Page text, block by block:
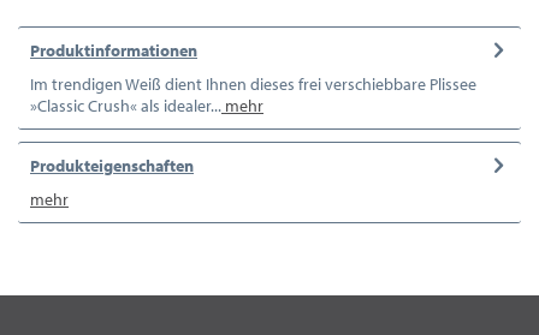
Produktinformationen
Im trendigen Weiß dient Ihnen dieses frei verschiebbare Plissee
»Classic Crush« als idealer... mehr
Produkteigenschaften
mehr